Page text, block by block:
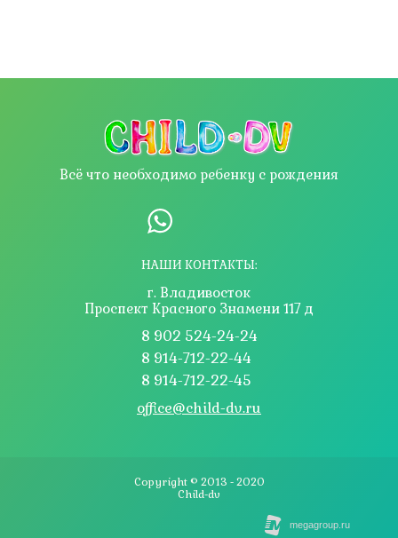
Всё что необходимо ребенку с рождения
НАШИ КОНТАКТЫ:
г. Владивосток
Проспект Красного Знамени 117 д
8 902 524-24-24
8 914-712-22-44
8 914-712-22-45
office@child-dv.ru
Copyright © 2013 - 2020
Сhild-dv